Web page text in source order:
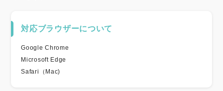
対応ブラウザーについて
Google Chrome
Microsoft Edge
Safari（Mac)